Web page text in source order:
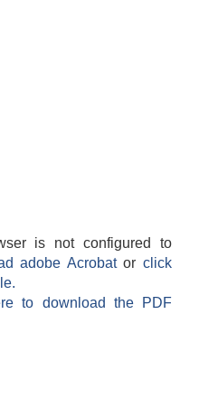
is not configured to
adobe Acrobatorclick
to download the PDF